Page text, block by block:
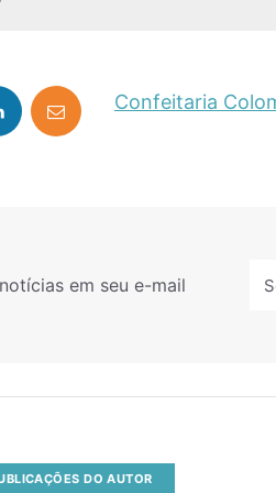
Confeitaria
em seu e-mail
DO AUTOR